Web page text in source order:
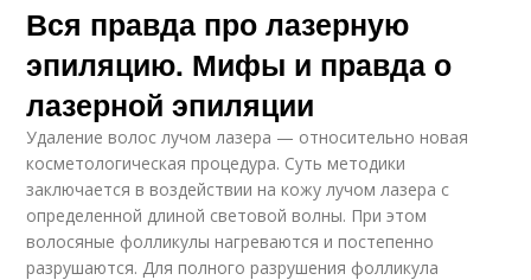
Вся правда про лазерную
эпиляцию. Мифы и правда о
лазерной эпиляции
Удаление волос лучом лазера — относительно новая
косметологическая процедура. Суть методики
заключается в воздействии на кожу лучом лазера с
определенной длиной световой волны. При этом
волосяные фолликулы нагреваются и постепенно
разрушаются. Для полного разрушения фолликула